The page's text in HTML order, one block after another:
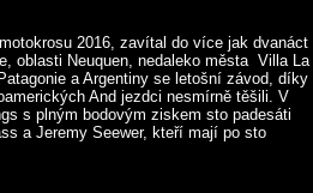
2016, zavítal do více jak dvanáct
oblasti Neuquen, nedaleko města Villa La
a Argentiny se letošní závod, díky
And jezdci nesmírně těšili. V
s plným bodovým ziskem sto padesáti
a Jeremy Seewer, kteří mají po sto